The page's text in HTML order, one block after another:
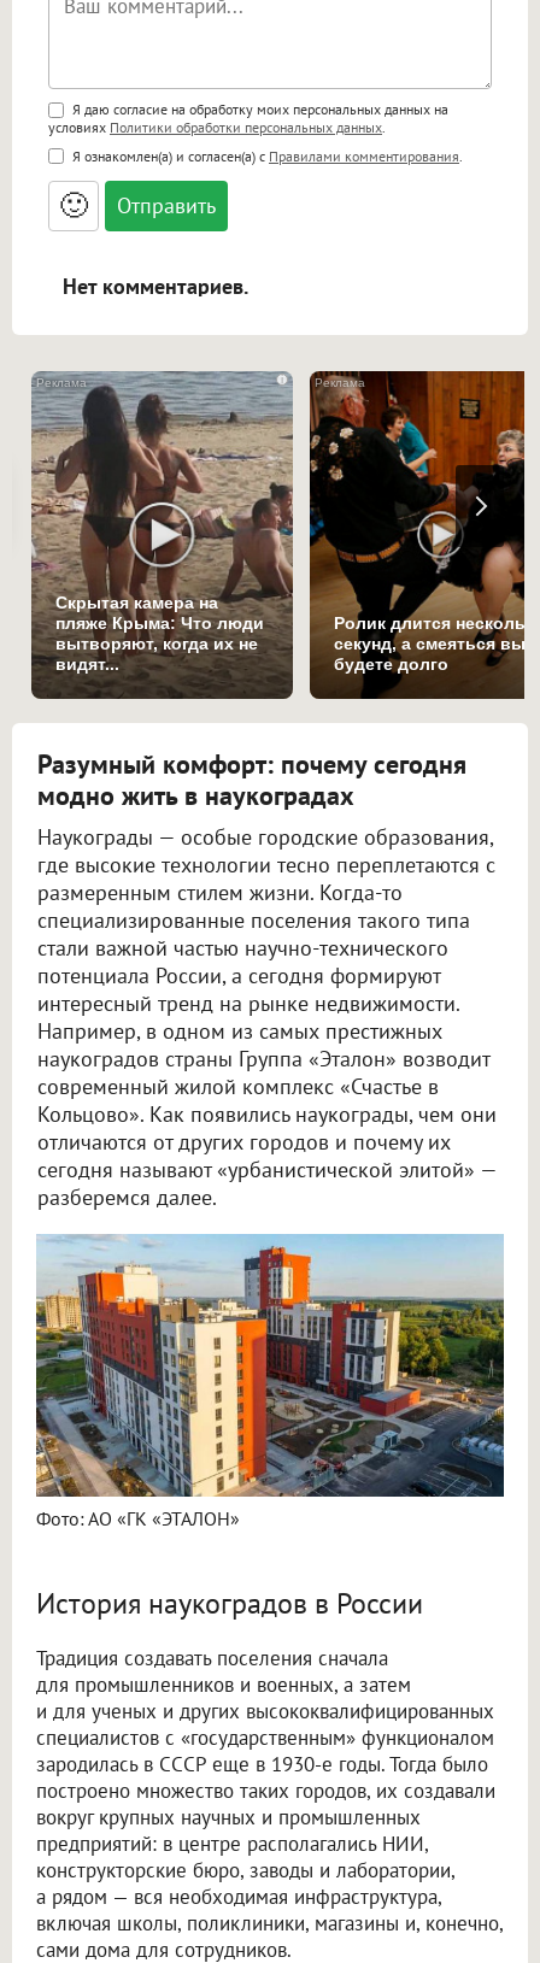
Поддержка HTML
<b>, <strong>, <u>, <i>, <em>, <s>, <big>,
<small>, <sup>, <sub>, <pre>, <ul>, <ol>, <li>,
<blockquote>, <code> экранирует HTML,
адреса URL автоматически становятся
ссылками, и [img]адрес[/img] будет
Я даю согласие на обработку моих персональных данных на
условиях Политики обработки персональных данных
Я ознакомлен(а) и согласен(а) с Правилами комментирования
🙂
Нет комментариев.
i
Скрытая камера на
пляже Крыма: Что люди
вытворяют, когда их не
видят...
Ролик длится
секунд, а смеяться вы
будете долго
Разумный комфорт: почему сегодня
модно жить в наукоградах
Наукограды — особые городские образования,
где высокие технологии тесно переплетаются с
размеренным стилем жизни. Когда-то
специализированные поселения такого типа
стали важной частью научно-технического
потенциала России, а сегодня формируют
интересный тренд на рынке недвижимости.
Например, в одном из самых престижных
наукоградов страны Группа «Эталон» возводит
современный жилой комплекс «Счастье в
Кольцово». Как появились наукограды, чем они
отличаются от других городов и почему их
сегодня называют «урбанистической элитой» —
разберемся далее.
Фото: АО «ГК «ЭТАЛОН»
История наукоградов в России
Традиция создавать поселения сначала
для промышленников и военных, а затем
и для ученых и других высококвалифицированных
специалистов с «государственным» функционалом
зародилась в СССР еще в 1930-е годы. Тогда было
построено множество таких городов, их создавали
вокруг крупных научных и промышленных
предприятий: в центре располагались НИИ,
конструкторские бюро, заводы и лаборатории,
а рядом — вся необходимая инфраструктура,
включая школы, поликлиники, магазины и, конечно,
сами дома для сотрудников.